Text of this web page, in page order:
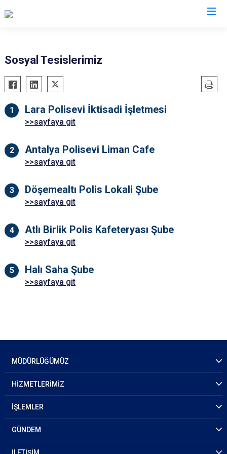
Sosyal Tesislerimiz
Lara Polisevi İktisadi İşletmesi
>>sayfaya git
Antalya Polisevi Liman Cafe
>>sayfaya git
Döşemealtı Polis Lokali Şube
>>sayfaya git
Atlı Birlik Polis Kafeteryası Şube
>>sayfaya git
Halı Saha Şube
>>sayfaya git
MÜDÜRLÜĞÜMÜZ
HİZMETLERİMİZ
İŞLEMLER
GÜNDEM